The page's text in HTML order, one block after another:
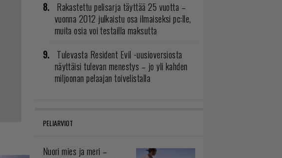
Rakastettu pelisarja täyttää 25 vuotta –
vuonna 2012 julkaistu osa ilmaiseksi pc:lle,
muita osia voi testailla maksutta
Tulevasta Resident Evil -uusioversiosta
näyttäisi tulevan menestys – jo yli kahden
miljoonan pelaajan toivelistalla
PELIARVIOT
Nuori mies ja meri –